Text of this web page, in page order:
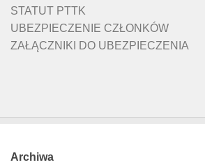
STATUT PTTK
UBEZPIECZENIE CZŁONKÓW
ZAŁĄCZNIKI DO UBEZPIECZENIA
Archiwa